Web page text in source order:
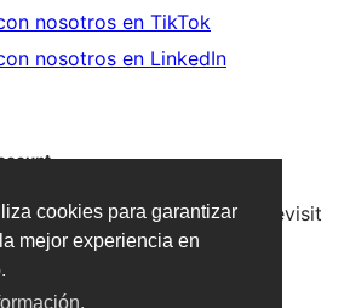
cookies para garantizar
mejor experiencia en
nosotros en TikTok
nosotros en LinkedIn
can save articles and easily revisit